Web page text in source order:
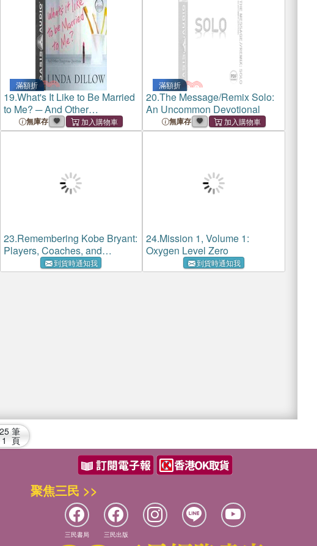
滿額折
19.What's It Like to Be Married
to Me? ─ And Other
Dangerous Questions
無庫存
滿額折
20.The Message/Remix Solo:
An Uncommon Devotional
無庫存
23.Remembering Kobe Bryant:
Players, Coaches, and
Broadcasters Recall the
Greatest Basketball Player of
到貨時通知我
24.Mission 1, Volume 1:
Oxygen Level Zero
到貨時通知我
25 筆
1 頁
聚焦三民 >>
三民書局 三民出版